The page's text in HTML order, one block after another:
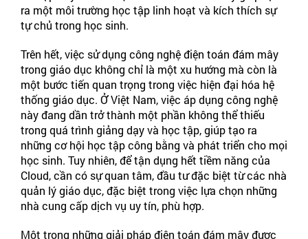
ra một môi trường học tập linh hoạt và kích thích sự
tự chủ trong học sinh.
Trên hết, việc sử dụng công nghệ điện toán đám mây
trong giáo dục không chỉ là một xu hướng mà còn là
một bước tiến quan trọng trong việc hiện đại hóa hệ
thống giáo dục. Ở Việt Nam, việc áp dụng công nghệ
này đang dần trở thành một phần không thể thiếu
trong quá trình giảng dạy và học tập, giúp tạo ra
những cơ hội học tập công bằng và phát triển cho mọi
học sinh. Tuy nhiên, để tận dụng hết tiềm năng của
Cloud, cần có sự quan tâm, đầu tư đặc biệt từ các nhà
quản lý giáo dục, đặc biệt trong việc lựa chọn những
nhà cung cấp dịch vụ uy tín, phù hợp.
Một trong những giải pháp điện toán đám mây được